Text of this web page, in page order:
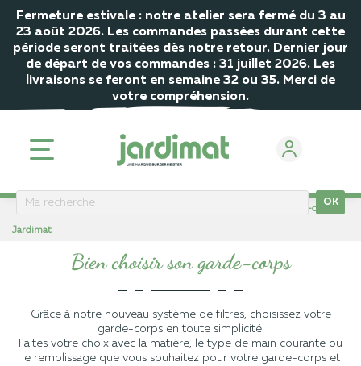
Fermeture estivale : notre atelier sera fermé du 3 au
23 août 2026. Les commandes passées durant cette
période seront traitées dès notre retour. Dernier jour
de départ de vos commandes : 31 juillet 2026. Les
livraisons se feront en semaine 32 ou 35. Merci de
votre compréhension.
OK
ACCUEIL Conseils, astuces et tutoriels Bien choisir son garde-corps
Jardimat
Bien choisir son garde-corps
Grâce à notre nouveau système de filtres, choisissez votre
garde-corps en toute simplicité.
Faites votre choix avec la matière, le type de main courante ou
le remplissage que vous souhaitez pour votre garde-corps et